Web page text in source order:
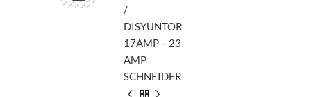
/
DISYUNTOR
17AMP – 23
AMP
SCHNEIDER